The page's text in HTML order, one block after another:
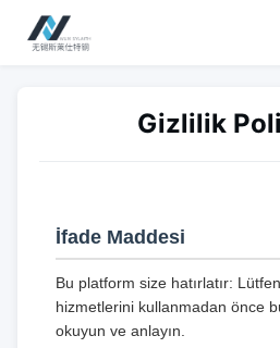
Gizlilik
İfade Maddesi
Bu platform size hatırlatır:
hizmetlerini kullanmadan önce
okuyun ve anlayın.